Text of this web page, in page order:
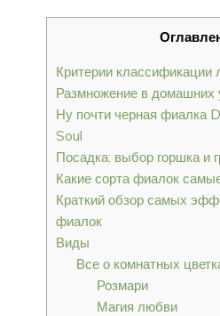
Критерии классификации
Размножение в домашних
Ну почти черная фиалка
Soul
Посадка: выбор горшка и
Какие сорта фиалок
Краткий обзор самых
фиалок
Виды
Все о комнатных
Розмари
Магия любви